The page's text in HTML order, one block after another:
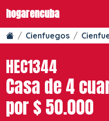
hogarencuba
Cienfuegos
HEC1344
Casa de 4
por $ 50.000